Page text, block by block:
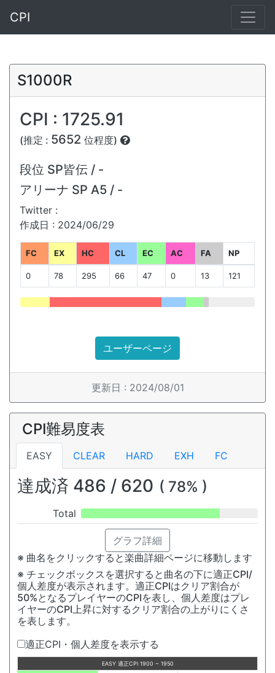
CPI
S1000R
CPI : 1725.91
(推定 : 5652 位程度)
段位 SP皆伝 / -
アリーナ SP A5 / -
Twitter :
作成日 : 2024/06/29
FC EX HC CL EC AC FA NP
0 78 295 66 47 0 13 121
ユーザーページ
更新日 : 2024/08/01
CPI難易度表
EASY CLEAR HARD EXH FC
達成済 486 / 620 ( 78% )
Total
グラフ詳細
※ 曲名をクリックすると楽曲詳細ページに移動します
※ チェックボックスを選択すると曲名の下に適正CPI/
個人差度が表示されます。適正CPIはクリア割合が
50%となるプレイヤーのCPIを表し、個人差度はプレ
イヤーのCPI上昇に対するクリア割合の上がりにくさ
を表します。
適正CPI・個人差度を表示する
EASY 適正CPI 1900 ~ 1950